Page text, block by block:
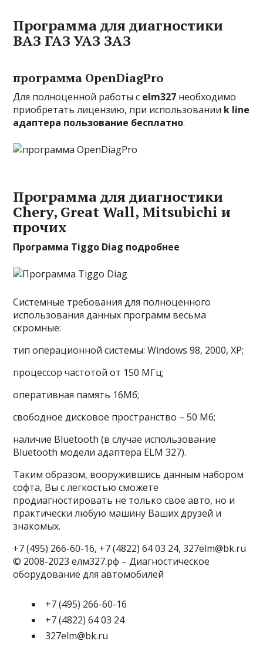
Программа для диагностики
ВАЗ ГАЗ УАЗ ЗАЗ
программа OpenDiagPro
Для полноценной работы с elm327 необходимо
приобретать лицензию, при использовании k line
адаптера пользование бесплатно.
Программа для диагностики
Chery, Great Wall, Mitsubichi и
прочих
Программа Tiggo Diag подробнее
Системные требования для полноценного
использования данных программ весьма
скромные:
тип операционной системы: Windows 98, 2000, XP;
процессор частотой от 150 МГц;
оперативная память 16Мб;
свободное дисковое пространство – 50 Мб;
наличие Bluetooth (в случае использование
Bluetooth модели адаптера ELM 327).
Таким образом, вооружившись данным набором
софта, Вы с легкостью сможете
продиагностировать не только свое авто, но и
практически любую машину Ваших друзей и
знакомых.
+7 (495) 266-60-16, +7 (4822) 64 03 24, 327elm@bk.ru
© 2008-2023 елм327.рф – Диагностическое
оборудование для автомобилей
+7 (495) 266-60-16
+7 (4822) 64 03 24
327elm@bk.ru